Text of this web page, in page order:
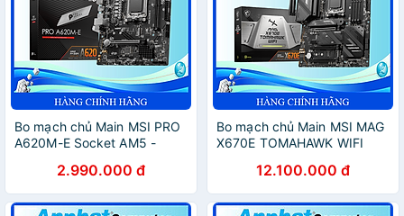
Bo mạch chủ Main MSI PRO
A620M-E Socket AM5 -
2.990.000 đ
Bo mạch chủ Main MSI MAG
X670E TOMAHAWK WIFI
Chính Hãng12.100.000 đ